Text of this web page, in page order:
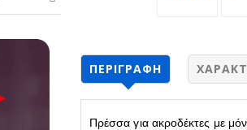
ΠΕΡΙΓΡΑΦΉ
Πρέσσα για ακροδέκτες με